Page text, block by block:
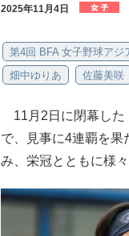
2025年11月4日
第4回 BFA 女子野球アジ
畑中ゆりあ
佐藤美咲
11月2日に閉幕した
で、見事に4連覇を果
み、栄冠とともに様